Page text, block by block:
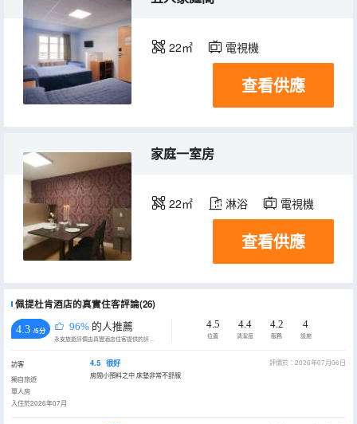
22㎡ 電視機
查看供應
家庭一室房
22㎡ 淋浴 電視機
查看供應
佩提杜肯酒店的真實住客評論(26)
4.3 /5分 96% 的人推薦
永安旅遊評價由真實酒店住客提供的評價。
4.5
位置
4.4
清潔度
4.2
服務
4
設施
訪客
獨自旅遊
單人房
入住於2026年07月
4.5 很好
評價於：2026年07月06日
房間小預料之中 床墊非常不舒服